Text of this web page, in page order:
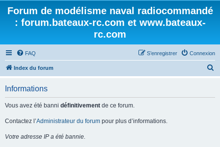
Forum de modélisme naval radiocommandé
: forum.bateaux-rc.com et www.bateaux-
rc.com
FAQ Connexion
S’enregistrer
Index du forum
Informations
Vous avez été banni définitivement de ce forum.
Contactez l’Administrateur du forum pour plus d’informations.
Votre adresse IP a été bannie.